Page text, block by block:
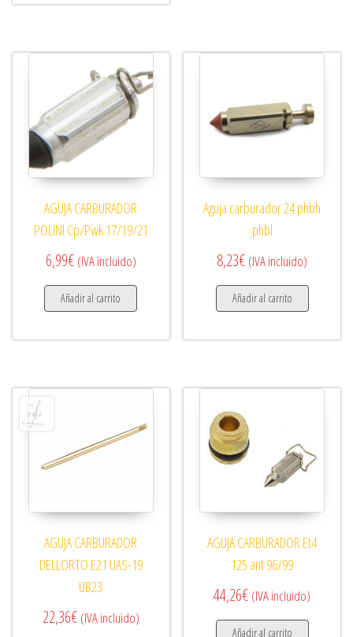
AGUJA CARBURADOR
POLINI Cp/Pwk 17/19/21
6,99€ (IVA incluido)
Añadir al carrito
Aguja carburador 24 phbh
phbl
8,23€ (IVA incluido)
Añadir al carrito
AGUJA CARBURADOR
DELLORTO E21 UAS-19
UB23
22,36€ (IVA incluido)
AGUJA CARBURADOR Et4
125 ant 96/99
44,26€ (IVA incluido)
Añadir al carrito